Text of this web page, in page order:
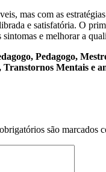
mas com as
e satisfatória. O
e melhorar a
Pedagogo,
Transtornos Mentais e
são marcados